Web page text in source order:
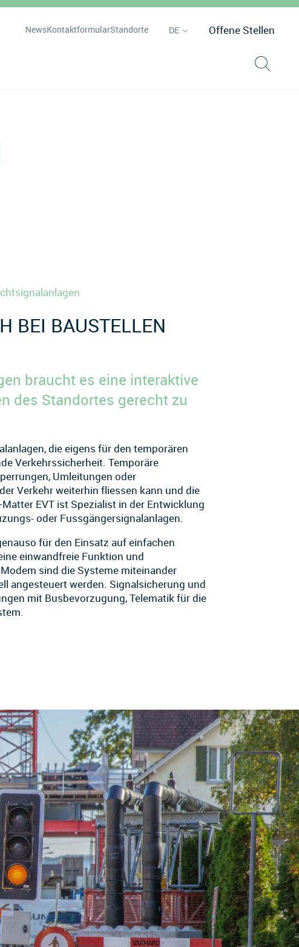
NewsKontaktformularStandorte DE Offene Stellen
BEI BAUSTELLEN
braucht es eine interaktive
des Standortes gerecht zu
die eigens für den temporären
Verkehrssicherheit. Temporäre
Umleitungen oder
Verkehr weiterhin fliessen kann und die
EVT ist Spezialist in der Entwicklung
oder Fussgängersignalanlagen.
für den Einsatz auf einfachen
einwandfreie Funktion und
sind die Systeme miteinander
angesteuert werden. Signalsicherung und
mit Busbevorzugung, Telematik für die